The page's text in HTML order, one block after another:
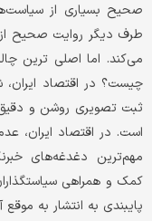
صحیح بسیاری از
طرف دیگر روایت صحیح
می‌کند. اما اصلی ترین
چیست؟ در اقتصاد ایران،
ثبت تصویری روشن و دقیق
است. در اقتصاد ایران،
مهم‌ترین دغدغه‌های
کمک و همراهی
پایبندی به انتشار به